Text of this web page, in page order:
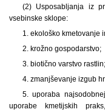
(2) Usposabljanja iz
vsebinske sklope:
1. ekološko kmetovanje
2. krožno gospodarstvo;
3. biotično varstvo rastlin;
4. zmanjševanje izgub
5. uporaba
uporabe kmetijskih